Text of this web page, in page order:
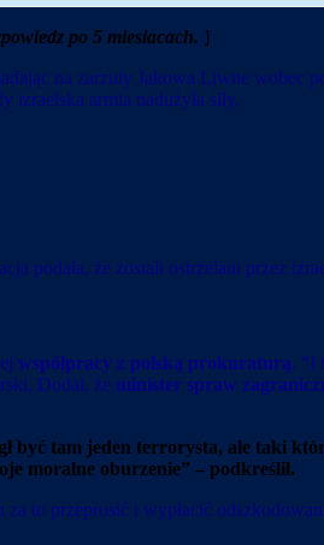
po 5 miesiacach. ]
na zarzuty Jakowa Liwne wobec
izraelska armia nadużyła siły.
podała, że zostali ostrzelani przez
współpracy z polską prokuraturą. “I
Dodał, że minister spraw
być tam jeden terrorysta, ale taki
moralne oburzenie” – podkreślił.
to przeprosić i wypłacić